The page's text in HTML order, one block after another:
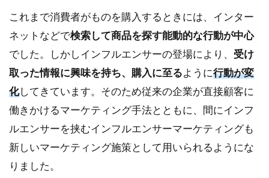
フ
ル
ン
サ
マ
ー
テ
ィ
ン
グ
これまで消費者がものを購入するときには、インター
ネットなどで検索して商品を探す能動的な行動が中心
でした。しかしインフルエンサーの登場により、 受け
取った情報に興味を持ち、購入に至るように行動が変
化してきています。そのため従来の企業が直接顧客に
働きかけるマーケティング手法とともに、間にインフ
ルエンサーを挟むインフルエンサーマーケティングも
新しいマーケティング施策として用いられるようにな
りました。